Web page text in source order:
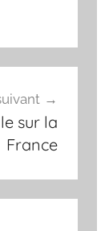
sur la
France